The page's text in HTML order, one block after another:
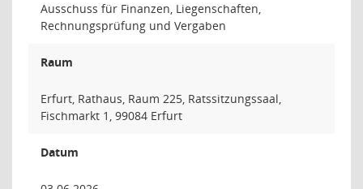
Ausschuss für Finanzen, Liegenschaften,
Rechnungsprüfung und Vergaben
Raum
Erfurt, Rathaus, Raum 225, Ratssitzungssaal,
Fischmarkt 1, 99084 Erfurt
Datum